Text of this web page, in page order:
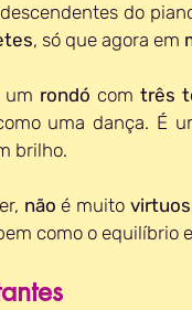
do
, só que agora em
um rondó com três
uma dança. É
brilho.
não é muito
como o equilíbrio